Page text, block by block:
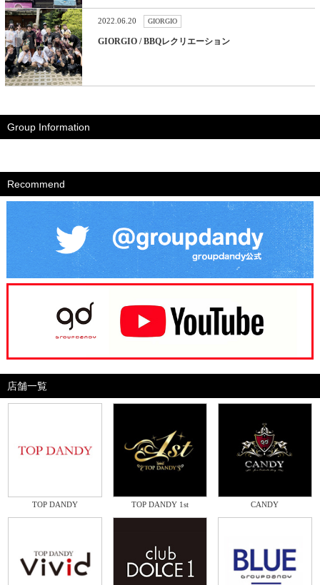
2022.06.20 GIORGIO
GIORGIO / BBQレクリエーション
Group Information
Recommend
店舗一覧
TOP DANDY TOP DANDY 1st CANDY